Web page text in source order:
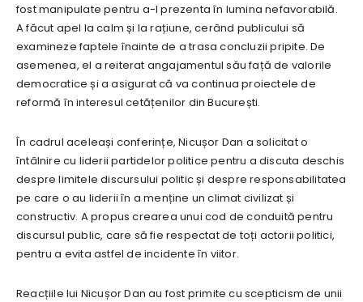
fost manipulate pentru a-l prezenta în lumina nefavorabilă.
A făcut apel la calm și la rațiune, cerând publicului să
examineze faptele înainte de a trasa concluzii pripite. De
asemenea, el a reiterat angajamentul său față de valorile
democratice și a asigurat că va continua proiectele de
reformă în interesul cetățenilor din București.
În cadrul aceleași conferințe, Nicușor Dan a solicitat o
întâlnire cu liderii partidelor politice pentru a discuta deschis
despre limitele discursului politic și despre responsabilitatea
pe care o au liderii în a menține un climat civilizat și
constructiv. A propus crearea unui cod de conduită pentru
discursul public, care să fie respectat de toți actorii politici,
pentru a evita astfel de incidente în viitor.
Reacțiile lui Nicușor Dan au fost primite cu scepticism de unii